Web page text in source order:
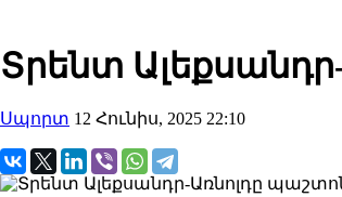
Տրենտ
Սպորտ 12 Հունիս, 2025 22:10